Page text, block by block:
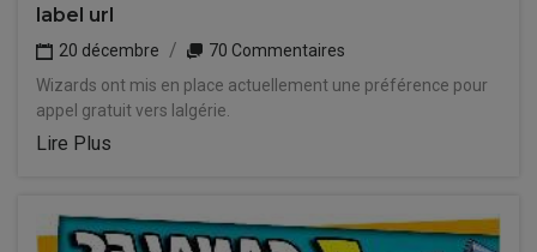
label url
20 décembre
70 Commentaires
Wizards ont mis en place actuellement une préférence pour
appel gratuit vers lalgérie.
Lire Plus